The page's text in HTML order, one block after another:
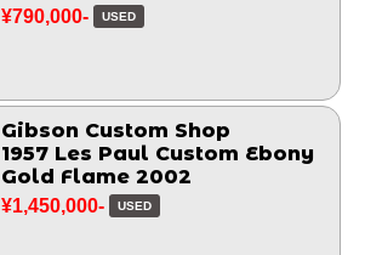
¥790,000- USED
Gibson Custom Shop
1957 Les Paul Custom Ebony
Gold Flame 2002
¥1,450,000- USED